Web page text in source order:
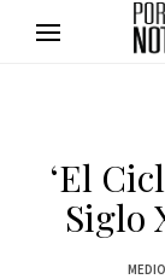
‘El
Siglo